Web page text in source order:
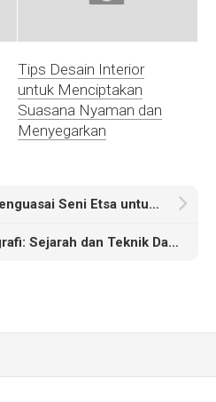
Tips Desain Interior
untuk Menciptakan
Suasana Nyaman dan
Menyegarkan
Cara Memahami dan Menguasai Seni Etsa untuk Pemula
Mengenal Seni Litografi: Sejarah dan Teknik Dasarnya